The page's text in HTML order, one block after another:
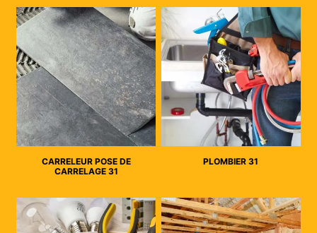
CARRELEUR POSE DE
CARRELAGE 31
PLOMBIER 31